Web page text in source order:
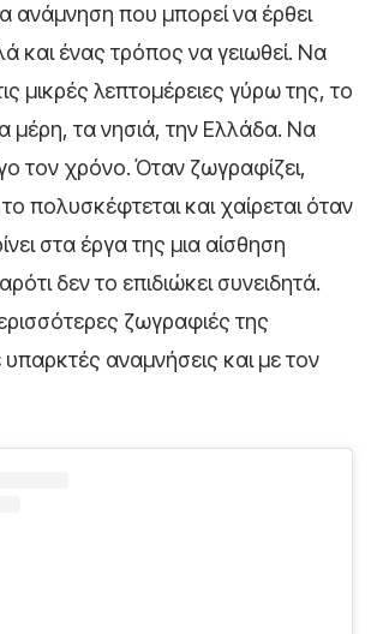
ανάμνηση που μπορεί να έρθει
και ένας τρόπος να γειωθεί. Να
μικρές λεπτομέρειες γύρω της, το
μέρη, τα νησιά, την Ελλάδα. Να
τον χρόνο. Όταν ζωγραφίζει,
πολυσκέφτεται και χαίρεται όταν
στα έργα της μια αίσθηση
δεν το επιδιώκει συνειδητά.
ζωγραφιές της
υπαρκτές αναμνήσεις και με τον